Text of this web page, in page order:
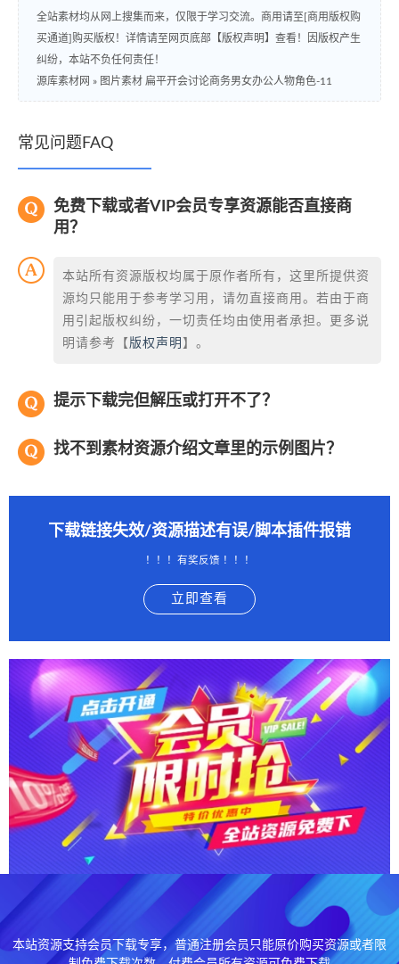
全站素材均从网上搜集而来，仅限于学习交流。商用请至[商用版权购
买通道]购买版权！详情请至网页底部【版权声明】查看！因版权产生
纠纷，本站不负任何责任！
源库素材网 » 图片素材 扁平开会讨论商务男女办公人物角色-11
常见问题FAQ
免费下载或者VIP会员专享资源能否直接商
用？
本站所有资源版权均属于原作者所有，这里所提供资
源均只能用于参考学习用，请勿直接商用。若由于商
用引起版权纠纷，一切责任均由使用者承担。更多说
明请参考【 版权声明 】。
提示下载完但解压或打开不了？
找不到素材资源介绍文章里的示例图片？
下载链接失效/资源描述有误/脚本插件报错
！！！有奖反馈 ！！！
立即查看
本站资源支持会员下载专享，普通注册会员只能原价购买资源或者限